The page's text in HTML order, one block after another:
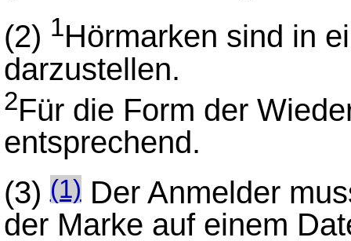
(2) 1Hörmarken sind in
darzustellen.
2Für die Form der
entsprechend.
(3)(1)Der Anmelder
der Marke auf einem